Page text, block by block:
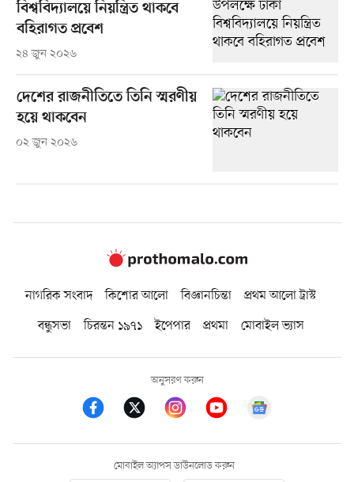
বিশ্ববিদ্যালয়ে নিয়ন্ত্রিত থাকবে
বহিরাগত প্রবেশ
২৪ জুন ২০২৬
দেশের রাজনীতিতে তিনি স্মরণীয়
হয়ে থাকবেন
০২ জুন ২০২৬
নাগরিক সংবাদ কিশোর আলো বিজ্ঞানচিন্তা
প্রথম আলো ট্রাস্ট
বন্ধুসভা
চিরন্তন ১৯৭১ ইপেপার প্রথমা মোবাইল ভ্যাস
অনুসরণ করুন
মোবাইল অ্যাপস ডাউনলোড করুন